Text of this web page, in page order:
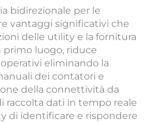
bidirezionale per le
vantaggi significativi che
delle utility e la fornitura
primo luogo, riduce
eliminando la
dei contatori e
della connettività da
raccolta dati in tempo reale
di identificare e rispondere